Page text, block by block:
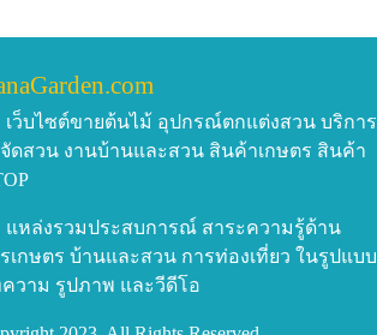
เว็บไซต์ขายต้นไม้ อุปกรณ์ตกแต่งสวน บริการ
ดสวน งานบ้านและสวน สินค้าเกษตร สินค้า
แหล่งรวมประสบการณ์ สาระความรู้ด้าน
เกษตร บ้านและสวน การท่องเที่ยว ในรูปแบบ
วาม รูปภาพ และวีดีโอ